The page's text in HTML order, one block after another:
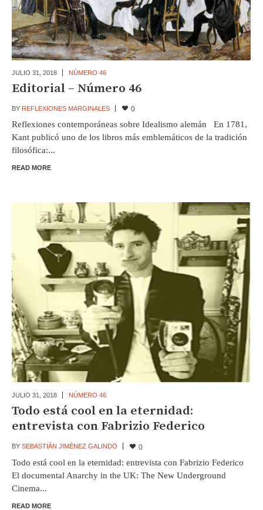
JULIO 31, 2018 NÚMERO 46
Editorial – Número 46
BY REFLEXIONES MARGINALES 0
Reflexiones contemporáneas sobre Idealismo alemán En 1781,
Kant publicó uno de los libros más emblemáticos de la tradición
filosófica:...
READ MORE
JULIO 31, 2018 NÚMERO 46
Todo está cool en la eternidad:
entrevista con Fabrizio Federico
BY SEBASTIÁN JIMÉNEZ GALINDO 0
Todo está cool en la eternidad: entrevista con Fabrizio Federico
El documental Anarchy in the UK: The New Underground
Cinema...
READ MORE